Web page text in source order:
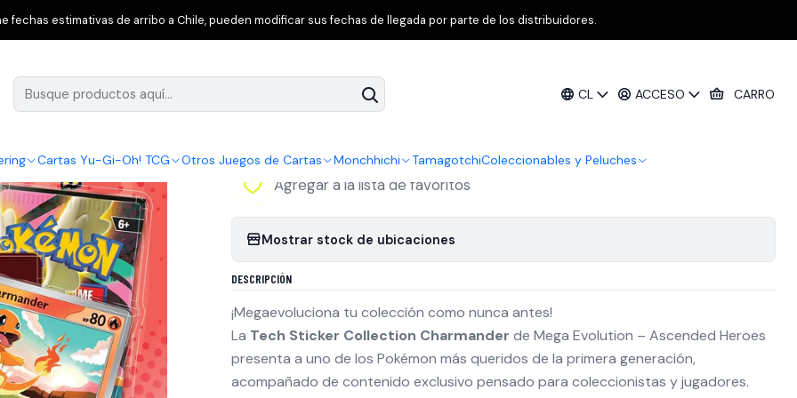
CL ACCESO CARRO
Cartas Yu-Gi-Oh! TCG Otros Juegos de Cartas Monchhichi TamagotchiColeccionables y Peluches
fechas estimativas de arribo a Chile, pueden modificar sus fechas de llegada por parte de los distribuidores.
Cartas Pokémon TCG Mega Evolution – Ascended Heroes | Tech Sticker Collection Charmander Inglés
|
Cartas Pokémon TCG Mega Evolution – Ascended
Agregar a la lista de favoritos
Mostrar stock de ubicaciones
DESCRIPCIÓN
¡Megaevoluciona tu colección como nunca antes!
La Tech Sticker Collection Charmander de Mega Evolution – Ascended Heroes
presenta a uno de los Pokémon más queridos de la primera generación,
acompañado de contenido exclusivo pensado para coleccionistas y jugadores.